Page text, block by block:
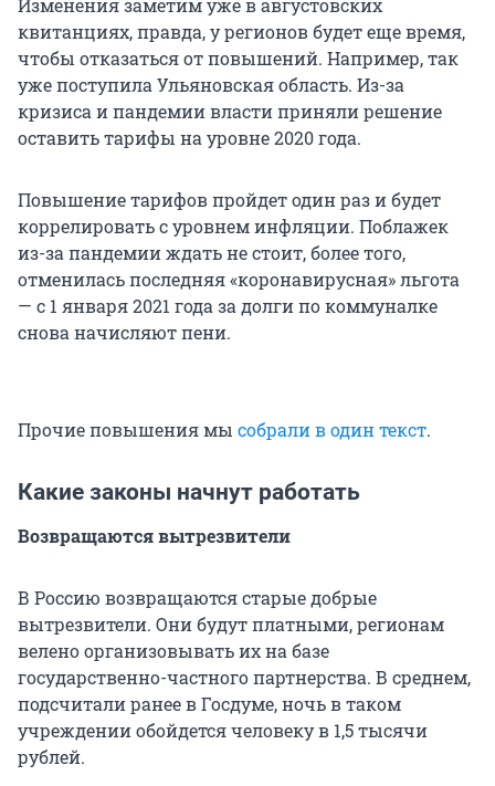
Изменения заметим уже в августовских
квитанциях, правда, у регионов будет еще время,
чтобы отказаться от повышений. Например, так
уже поступила Ульяновская область. Из-за
кризиса и пандемии власти приняли решение
оставить тарифы на уровне 2020 года.
Повышение тарифов пройдет один раз и будет
коррелировать с уровнем инфляции. Поблажек
из-за пандемии ждать не стоит, более того,
отменилась последняя «коронавирусная» льгота
— с 1 января 2021 года за долги по коммуналке
снова начисляют пени.
Прочие повышения мы собрали в один текст.
Какие законы начнут работать
Возвращаются вытрезвители
В Россию возвращаются старые добрые
вытрезвители. Они будут платными, регионам
велено организовывать их на базе
государственно-частного партнерства. В среднем,
подсчитали ранее в Госдуме, ночь в таком
учреждении обойдется человеку в 1,5 тысячи
рублей.